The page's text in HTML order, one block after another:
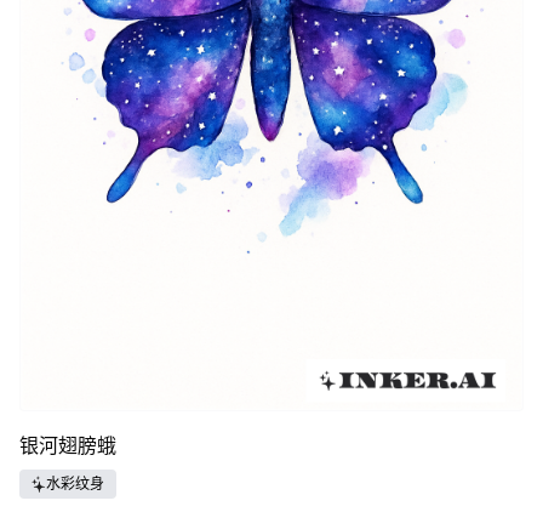
银河翅膀蛾
水彩纹身